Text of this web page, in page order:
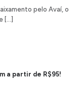
pelo Avaí, o
[…]
a partir de R$95!